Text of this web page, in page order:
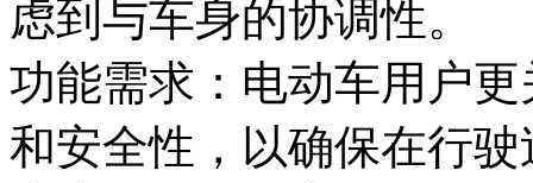
虑到与车身的协调性。
功能需求：电动车用户
和安全性，以确保在行